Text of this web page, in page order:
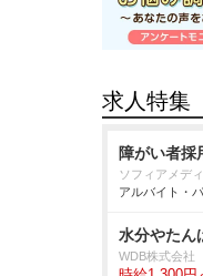
求人特集
障がい者採
ソフィアメデ
アルバイト・
水分やたん
WDB株式会社